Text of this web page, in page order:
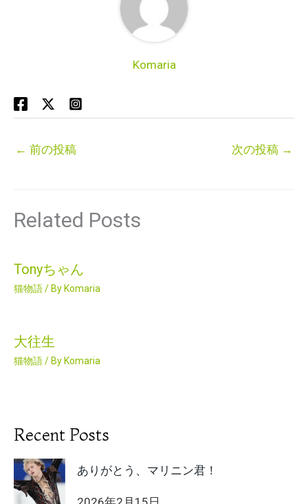
Komaria
← 前の投稿 次の投稿 →
Related Posts
Tonyちゃん
猫物語/ By Komaria
大往生
猫物語/ By Komaria
Recent Posts
ありがとう、マリニン君！